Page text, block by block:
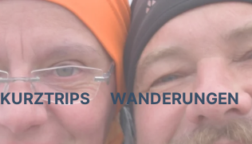
KURZTRIPS WANDERUNGEN